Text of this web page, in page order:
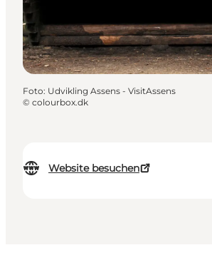
Website besuchen
Foto: Udvikling Assens - VisitAssens
© colourbox.dk